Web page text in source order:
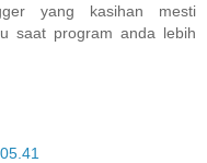
yang kasihan mesti
saat program anda lebih